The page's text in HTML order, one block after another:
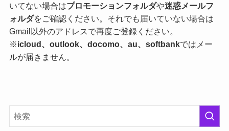
いてない場合はプロモーションフォルダや迷惑メールフ
ォルダをご確認ください。それでも届いていない場合は
Gmail以外のアドレスで再度ご登録ください。
※icloud、outlook、docomo、au、softbankではメー
ルが届きません。